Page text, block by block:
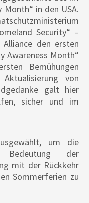
in den USA.
Security“ –
den ersten
Awareness Month“
Bemühungen
von
galt hier
sicher und im
um die
der
mit der Rückkehr
Sommerferien zu